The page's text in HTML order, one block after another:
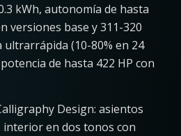
kWh, autonomía de hasta
versiones base y 311-320
ultrarrápida (10-80% en 24
de hasta 422 HP con
Design: asientos
interior en dos tonos con